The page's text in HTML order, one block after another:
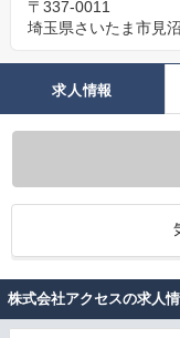
〒337-0011
埼玉県さいたま市見
求人情報
株式会社アクセスの求人